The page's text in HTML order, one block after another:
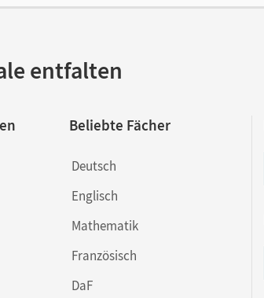
entfalten
Beliebte Fächer
Deutsch
Englisch
Mathematik
Französisch
DaF